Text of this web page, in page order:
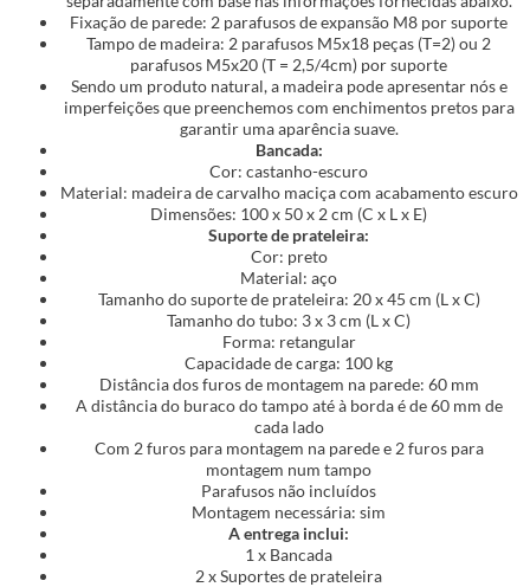
Fixação de parede: 2 parafusos de expansão M8 por suporte
Tampo de madeira: 2 parafusos M5x18 peças (T=2) ou 2
parafusos M5x20 (T = 2,5/4cm) por suporte
Sendo um produto natural, a madeira pode apresentar nós e
imperfeições que preenchemos com enchimentos pretos para
garantir uma aparência suave.
Bancada:
Cor: castanho-escuro
Material: madeira de carvalho maciça com acabamento escuro
Dimensões: 100 x 50 x 2 cm (C x L x E)
Suporte de prateleira:
Cor: preto
Material: aço
Tamanho do suporte de prateleira: 20 x 45 cm (L x C)
Tamanho do tubo: 3 x 3 cm (L x C)
Forma: retangular
Capacidade de carga: 100 kg
Distância dos furos de montagem na parede: 60 mm
A distância do buraco do tampo até à borda é de 60 mm de
cada lado
Com 2 furos para montagem na parede e 2 furos para
montagem num tampo
Parafusos não incluídos
Montagem necessária: sim
A entrega inclui:
1 x Bancada
2 x Suportes de prateleira